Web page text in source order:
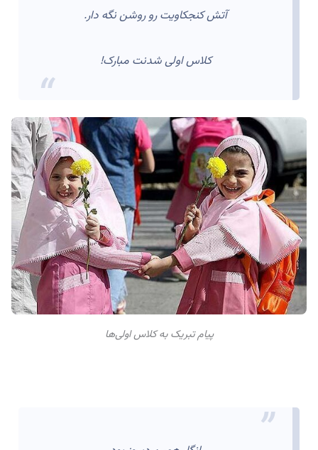
آتش کنجکاویت رو روشن نگه دار.
کلاس اولی شدنت مبارک!
پیام تبریک به کلاس اولی‌ها